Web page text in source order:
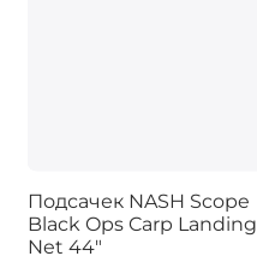
Подсачек NASH Scope
Black Ops Carp Landing
Net 44"